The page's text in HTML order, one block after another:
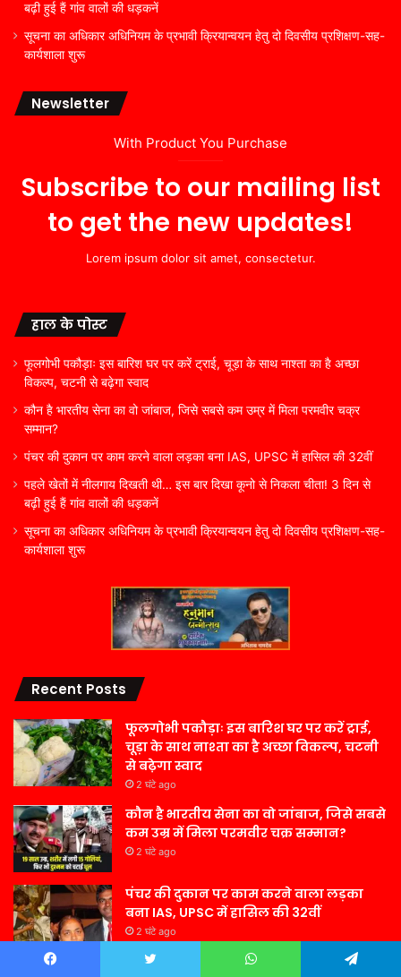
बढ़ी हुई हैं गांव वालों की धड़कनें
सूचना का अधिकार अधिनियम के प्रभावी क्रियान्वयन हेतु दो दिवसीय प्रशिक्षण-सह-
कार्यशाला शुरू
Newsletter
With Product You Purchase
Subscribe to our mailing list
to get the new updates!
Lorem ipsum dolor sit amet, consectetur.
हाल के पोस्ट
फूलगोभी पकौड़ाः इस बारिश घर पर करें ट्राई, चूड़ा के साथ नाश्ता का है अच्छा
विकल्प, चटनी से बढ़ेगा स्वाद
कौन है भारतीय सेना का वो जांबाज, जिसे सबसे कम उम्र में मिला परमवीर चक्र
सम्मान?
पंचर की दुकान पर काम करने वाला लड़का बना IAS, UPSC में हासिल की 32वीं
पहले खेतों में नीलगाय दिखती थी… इस बार दिखा कूनो से निकला चीता! 3 दिन से
बढ़ी हुई हैं गांव वालों की धड़कनें
सूचना का अधिकार अधिनियम के प्रभावी क्रियान्वयन हेतु दो दिवसीय प्रशिक्षण-सह-
कार्यशाला शुरू
Recent Posts
फूलगोभी पकौड़ाः इस बारिश घर पर करें ट्राई,
चूड़ा के साथ नाश्ता का है अच्छा विकल्प, चटनी
से बढ़ेगा स्वाद
2 घंटे ago
कौन है भारतीय सेना का वो जांबाज, जिसे सबसे
कम उम्र में मिला परमवीर चक्र सम्मान?
2 घंटे ago
पंचर की दुकान पर काम करने वाला लड़का
बना IAS, UPSC में हासिल की 32वीं
2 घंटे ago